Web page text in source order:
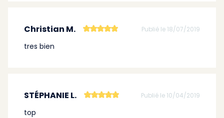
Christian M. Publié le 18/07/2019
tres bien
STÉPHANIE L. Publié le 10/04/2019
top